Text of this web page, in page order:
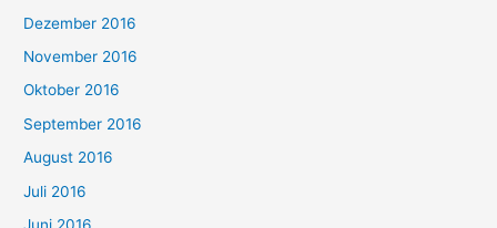
Dezember 2016
November 2016
Oktober 2016
September 2016
August 2016
Juli 2016